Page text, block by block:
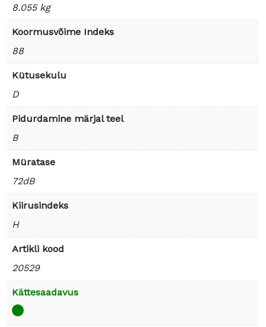
8.055 kg
Koormusvõime Indeks
88
Kütusekulu
D
Pidurdamine märjal teel
B
Müratase
72dB
Kiirusindeks
H
Artikli kood
20529
Kättesaadavus